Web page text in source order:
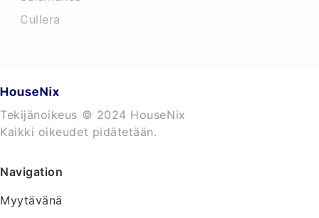
Cullera
Tekijänoikeus © 2024 HouseNix
Kaikki oikeudet pidätetään.
Navigation
Myytävänä